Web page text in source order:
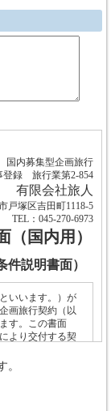
国内募集型企画旅行
登録 旅行業第2-854
有限会社旅人
戸塚区吉田町1118-5
TEL：045-270-6973
国内用）
件説明書面）
いいます。）が
画旅行契約（以
す。この書面
より交付する契
。